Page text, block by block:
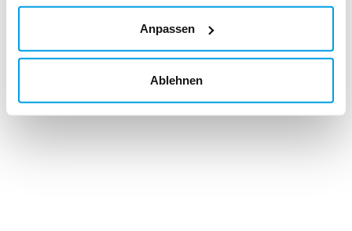
Anpassen
Ablehnen